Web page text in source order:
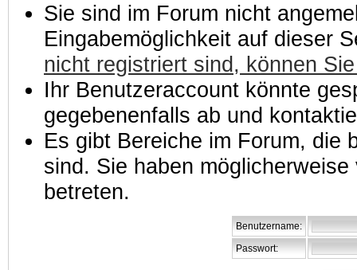
Sie sind im Forum nicht
Eingabemöglichkeit auf dieser
nicht registriert sind, können
Ihr Benutzeraccount könnte
gegebenenfalls ab und
Es gibt Bereiche im Forum, die
sind. Sie haben
betreten.
Benutzername:
Passwort: